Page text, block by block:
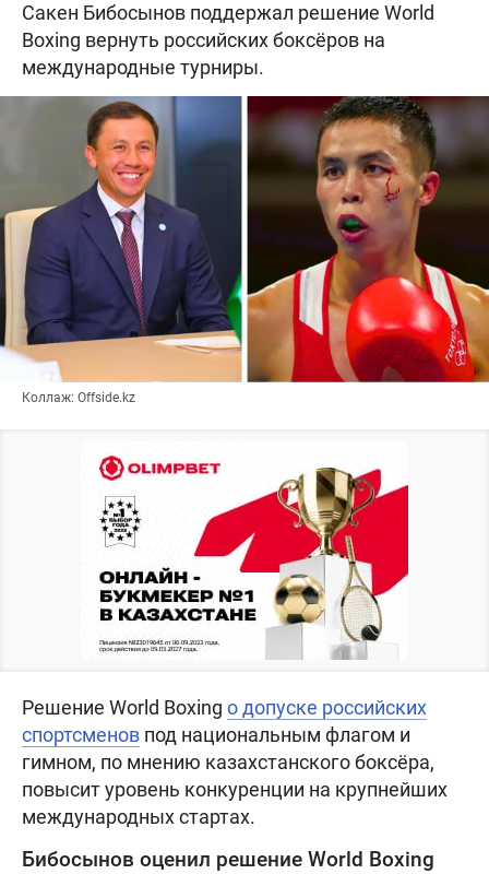
Сакен Бибосынов поддержал решение World
Boxing вернуть российских боксёров на
международные турниры.
Коллаж: Offside.kz
Решение World Boxing о допуске российских
спортсменов под национальным флагом и
гимном, по мнению казахстанского боксёра,
повысит уровень конкуренции на крупнейших
международных стартах.
Бибосынов оценил решение World Boxing